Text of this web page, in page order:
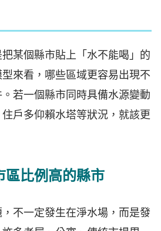
某個縣市貼上「水不能喝」的
來看，哪些區域更容易出現不
若一個縣市同時具備水源變動
戶多仰賴水塔等狀況，就該更
區比例高的縣市
不一定發生在淨水場，而是發